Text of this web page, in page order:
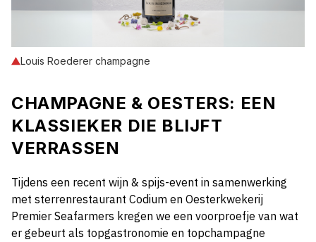
Louis Roederer champagne
CHAMPAGNE & OESTERS: EEN
KLASSIEKER DIE BLIJFT
VERRASSEN
Tijdens een recent wijn & spijs-event in samenwerking
met sterrenrestaurant Codium en Oesterkwekerij
Premier Seafarmers kregen we een voorproefje van wat
er gebeurt als topgastronomie en topchampagne